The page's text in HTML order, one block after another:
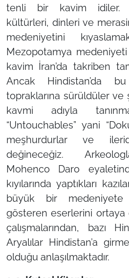
tenli bir kavim idiler.
kültürleri, dinleri ve
medeniyetini
Mezopotamya
kavim İran’da takriben
Ancak Hindistan’da
topraklarına sürüldüler ve
kavmi adıyla
“Untouchables” yani
meşhurdurlar ve
değineceğiz.
Mohenco Daro
kıyılarında yaptıkları
büyük bir medeniyete
gösteren eserlerini ortaya
çalışmalarından, bazı
Aryalılar Hindistan’a
olduğu anlaşılmaktadır.